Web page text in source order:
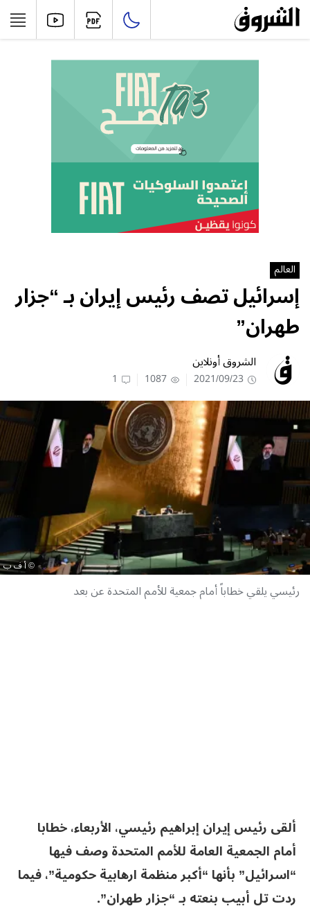
العالم
إسرائيل تصف رئيس إيران بـ “جزار
طهران”
الشروق أونلاين
2021/09/23
1087
1
أ ف ب
رئيسي يلقي خطاباً أمام جمعية للأمم المتحدة عن بعد
ألقى رئيس إيران إبراهيم رئيسي، الأربعاء، خطابا
أمام الجمعية العامة للأمم المتحدة وصف فيها
“اسرائيل” بأنها “أكبر منظمة ارهابية حكومية”، فيما
ردت تل أبيب بنعته بـ “جزار طهران”.